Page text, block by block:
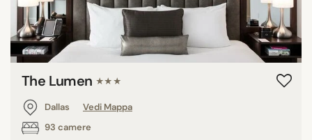
The Lumen ★★★
Dallas
Vedi Mappa
93 camere